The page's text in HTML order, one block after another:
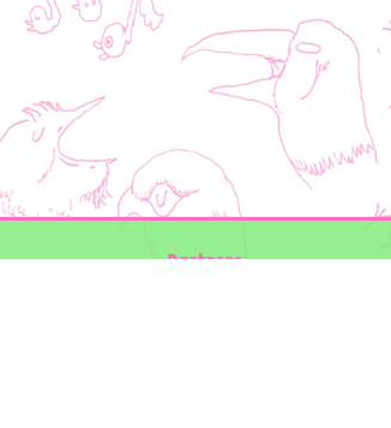
Partners